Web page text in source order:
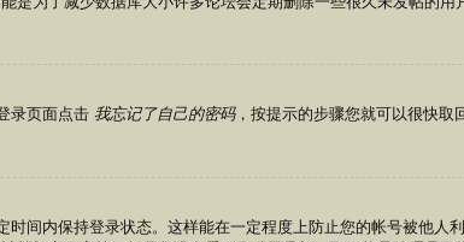
录页面点击 我忘记了自己的密码，按提示的步骤您就可以很快取
间内保持登录状态。这样能在一定程度上防止您的帐号被他人